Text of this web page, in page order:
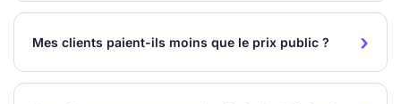
Mes clients paient-ils moins que le prix public ?